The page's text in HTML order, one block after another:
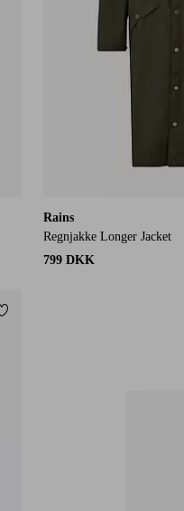
Rains
Regnjakke Longer Jacket
799 DKK
Tilføj til favoritter